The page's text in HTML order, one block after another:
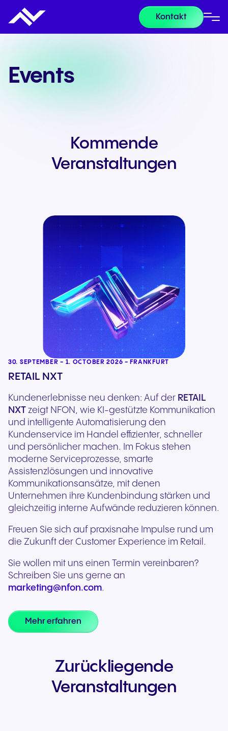
Kontakt
Events
Kommende
Veranstaltungen
30. SEPTEMBER - 1. OCTOBER 2026 - FRANKFURT
RETAIL NXT
Kundenerlebnisse neu denken: Auf der RETAIL
NXT zeigt NFON, wie KI-gestützte Kommunikation
und intelligente Automatisierung den
Kundenservice im Handel effizienter, schneller
und persönlicher machen. Im Fokus stehen
moderne Serviceprozesse, smarte
Assistenzlösungen und innovative
Kommunikationsansätze, mit denen
Unternehmen ihre Kundenbindung stärken und
gleichzeitig interne Aufwände reduzieren können.
Freuen Sie sich auf praxisnahe Impulse rund um
die Zukunft der Customer Experience im Retail.
Sie wollen mit uns einen Termin vereinbaren?
Schreiben Sie uns gerne an
marketing@nfon.com.
Mehr erfahren
Zurückliegende
Veranstaltungen